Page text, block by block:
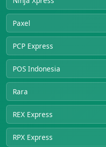
Paxel
PCP Express
POS Indonesia
Rara
REX Express
RPX Express